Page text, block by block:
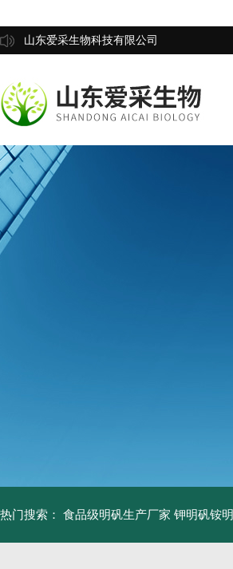
山东爱采生物科技有限公司
热门搜索： 食品级明矾生产厂家 钾明矾铵